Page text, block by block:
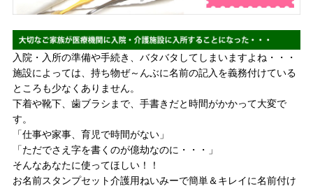
入院・入所の準備や手続き、バタバタしてしまいますよね・・・
施設によっては、持ち物ぜ～んぶに名前の記入を義務付けている
ところも少なくありません。
下着や靴下、歯ブラシまで、手書きだと時間がかかって大変で
す。
「仕事や家事、育児で時間がない」
「ただでさえ字を書くのが億劫なのに・・・」
そんなあなたに使ってほしい！！
お名前スタンプセット介護用ねいみーで簡単＆キレイに名前付け